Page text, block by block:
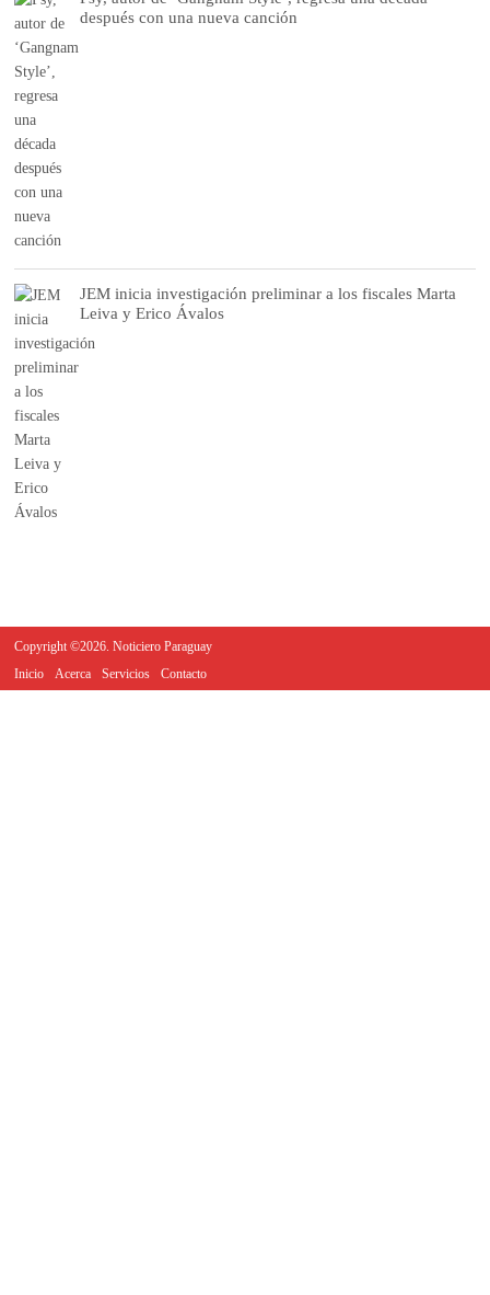
después con una nueva canción
JEM inicia investigación preliminar a los fiscales Marta
Leiva y Erico Ávalos
Copyright ©2026. Noticiero Paraguay
Inicio
Acerca Servicios Contacto